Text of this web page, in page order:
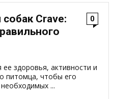
Crave:
0
здоровья, активности и
питомца, чтобы его
...